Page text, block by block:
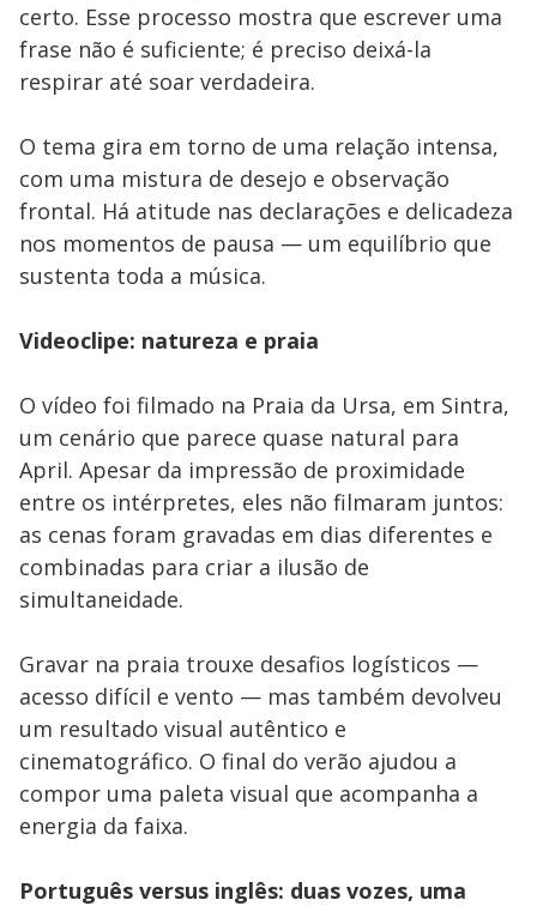
certo. Esse processo mostra que escrever uma
frase não é suficiente; é preciso deixá-la
respirar até soar verdadeira.
O tema gira em torno de uma relação intensa,
com uma mistura de desejo e observação
frontal. Há atitude nas declarações e delicadeza
nos momentos de pausa — um equilíbrio que
sustenta toda a música.
Videoclipe: natureza e praia
O vídeo foi filmado na Praia da Ursa, em Sintra,
um cenário que parece quase natural para
April. Apesar da impressão de proximidade
entre os intérpretes, eles não filmaram juntos:
as cenas foram gravadas em dias diferentes e
combinadas para criar a ilusão de
simultaneidade.
Gravar na praia trouxe desafios logísticos —
acesso difícil e vento — mas também devolveu
um resultado visual autêntico e
cinematográfico. O final do verão ajudou a
compor uma paleta visual que acompanha a
energia da faixa.
Português versus inglês: duas vozes, uma